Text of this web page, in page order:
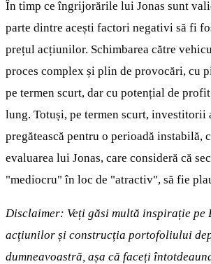
În timp ce îngrijorările lui Jonas sunt
parte dintre acești factori negativi să fi
prețul acțiunilor. Schimbarea către
proces complex și plin de provocări, cu
pe termen scurt, dar cu potențial de
lung. Totuși, pe termen scurt, investitorii
pregătească pentru o perioadă instabilă,
evaluarea lui Jonas, care consideră că
"mediocru" în loc de "atractiv", să fie
Disclaimer: Veți găsi multă inspirație pe
acțiunilor și construcția portofoliului
dumneavoastră, așa că faceți